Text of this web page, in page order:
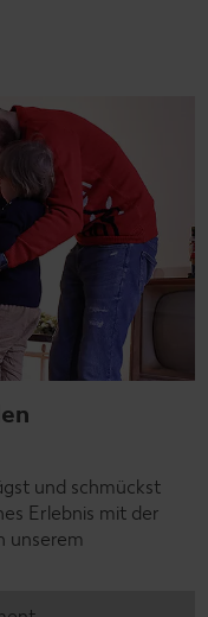
und schmückst
Erlebnis mit der
unserem